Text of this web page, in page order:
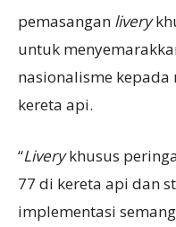
pemasangan livery
untuk
nasionalisme
kereta api.
“Liverykhusus
77 di kereta api dan
implementasi